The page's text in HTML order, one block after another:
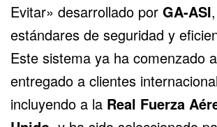
Evitar» desarrollado por GA-ASI
estándares de seguridad y
Este sistema ya ha comenzado
entregado a clientes
incluyendo a la Real Fuerza